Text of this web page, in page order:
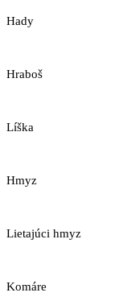
Hady
Hraboš
Líška
Hmyz
Lietajúci hmyz
Komáre